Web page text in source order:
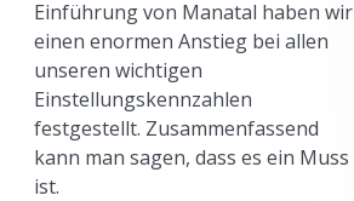
Einführung von Manatal haben wir
einen enormen Anstieg bei allen
unseren wichtigen
Einstellungskennzahlen
festgestellt. Zusammenfassend
kann man sagen, dass es ein Muss
ist.